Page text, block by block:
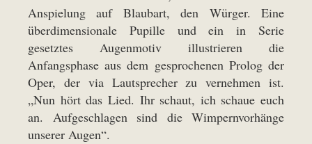
Anspielung auf Blaubart, den Würger. Eine
überdimensionale Pupille und ein in Serie
gesetztes Augenmotiv illustrieren die
Anfangsphase aus dem gesprochenen Prolog der
Oper, der via Lautsprecher zu vernehmen ist.
„Nun hört das Lied. Ihr schaut, ich schaue euch
an. Aufgeschlagen sind die Wimpernvorhänge
unserer Augen“.